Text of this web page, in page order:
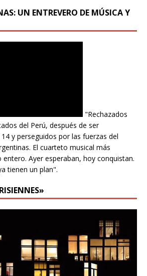
UN ENTREVERO DE MÚSICA Y
"Rechazados
del Perú, después de ser
y perseguidos por las fuerzas del
El cuarteto musical más
Ayer esperaban, hoy conquistan.
tienen un plan".